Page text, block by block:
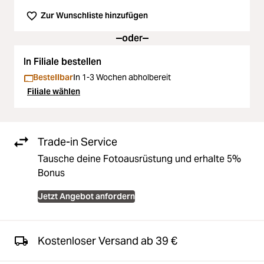
Zur Wunschliste hinzufügen
oder
In Filiale bestellen
BestellbarIn 1-3 Wochen abholbereit
Filiale wählen
Trade-in Service
Tausche deine Fotoausrüstung und erhalte 5%
Bonus
Jetzt Angebot anfordern
Kostenloser Versand ab 39 €